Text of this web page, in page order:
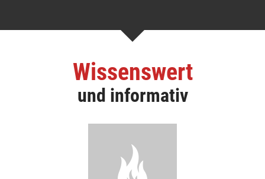
Wissenswert
und informativ